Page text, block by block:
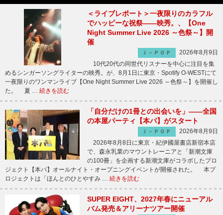
＜ライブレポート＞一夜限りのカラフル
でハッピーな祝祭――映秀。、【One
Night Summer Live 2026 ～色祭～】開
催
Ｊ－ＰＯＰ
2026年8月9日
10代20代の同世代リスナーを中心に注目を集
めるシンガーソングライターの映秀。が、8月1日に東京・Spotify O-WESTにて
一夜限りのワンマンライブ【One Night Summer Live 2026 ～色祭～】を開催し
た。 夏 … 続きを読む
「自分だけの1冊との出会いを」――全国
の本屋パーティ【本パ】がスタート
Ｊ－ＰＯＰ
2026年8月9日
2026年8月8日に東京・紀伊國屋書店新宿本店
で、森永乳業のマウントレーニアと「新潮文庫
の100冊」を企画する新潮文庫がコラボしたプロ
ジェクト【本パ】オールナイト・オープニングイベントが開催された。 本プ
ロジェクトは「ほんとのひとやすみ … 続きを読む
SUPER EIGHT、2027年春にニューアル
バム発売＆アリーナツアー開催